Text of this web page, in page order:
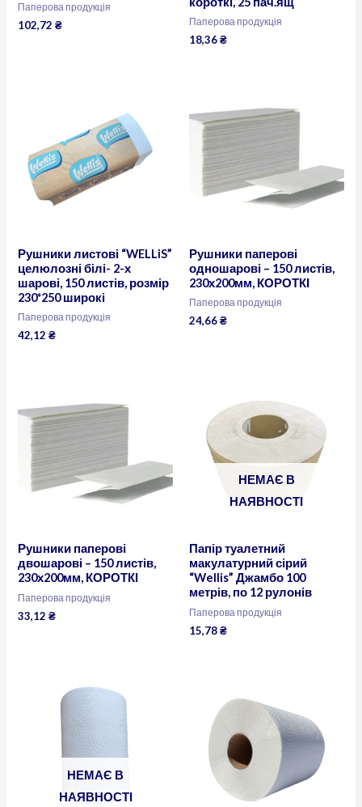
Паперова продукція
102,72₴ Паперова продукція
18,36₴
Рушники листові “WELLiS”
целюлозні білі- 2-х
шарові, 150 листів, розмір
230*250 широкі
Паперова продукція
42,12₴
Рушники паперові
одношарові – 150 листів,
230х200мм, КОРОТКІ
Паперова продукція
24,66₴
Рушники паперові
двошарові – 150 листів,
230х200мм, КОРОТКІ
Паперова продукція
33,12₴
НЕМАЄ В
НАЯВНОСТІ
Папір туалетний
макулатурний сірий
“Wellis” Джамбо 100
метрів, по 12 рулонів
Паперова продукція
15,78₴
НЕМАЄ В
НАЯВНОСТІ